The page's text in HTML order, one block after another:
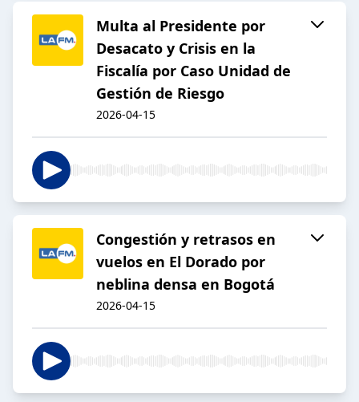
Multa al Presidente por
Desacato y Crisis en la
Fiscalía por Caso Unidad de
Gestión de Riesgo
2026-04-15
Congestión y retrasos en
vuelos en El Dorado por
neblina densa en Bogotá
2026-04-15